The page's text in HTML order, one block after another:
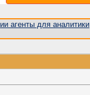
ии агенты для аналитики